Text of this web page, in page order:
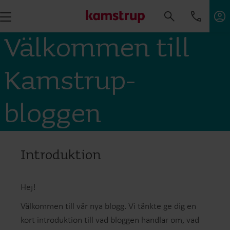
Välkommen till
Kamstrup-
bloggen
Introduktion
Hej!
Välkommen till vår nya blogg. Vi tänkte ge dig en
kort introduktion till vad bloggen handlar om, vad